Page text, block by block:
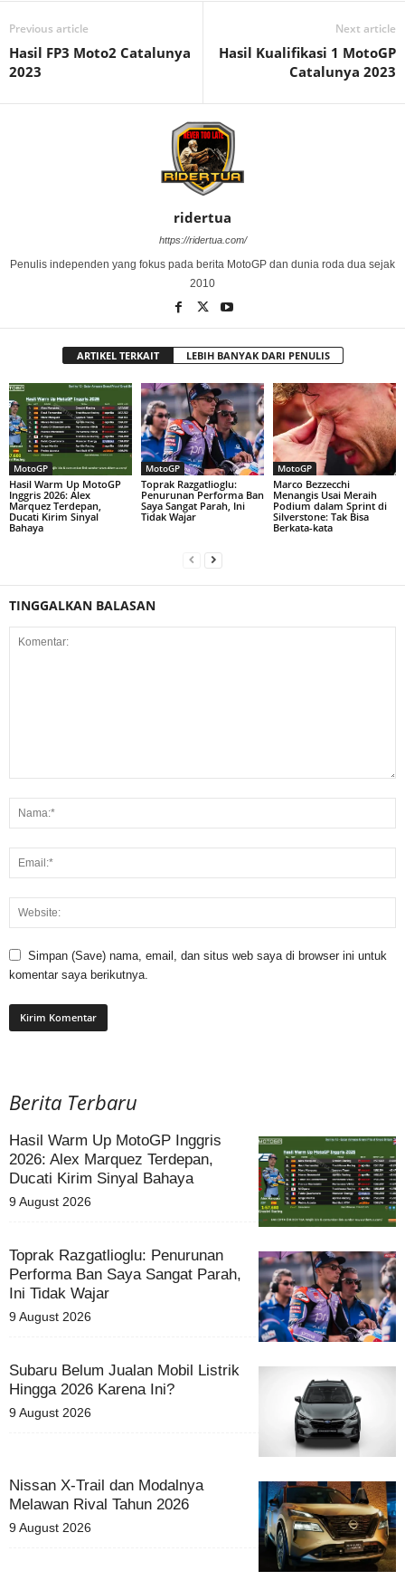
Previous article
Hasil FP3 Moto2 Catalunya
2023
Next article
Hasil Kualifikasi 1 MotoGP
Catalunya 2023
ridertua
https://ridertua.com/
Penulis independen yang fokus pada berita MotoGP dan dunia roda dua sejak
2010
ARTIKEL TERKAIT LEBIH BANYAK DARI PENULIS
MotoGP
Hasil Warm Up MotoGP
Inggris 2026: Alex
Marquez Terdepan,
Ducati Kirim Sinyal
Bahaya
MotoGP
Toprak Razgatlioglu:
Penurunan Performa Ban
Saya Sangat Parah, Ini
Tidak Wajar
MotoGP
Marco Bezzecchi
Menangis Usai Meraih
Podium dalam Sprint di
Silverstone: Tak Bisa
Berkata-kata
TINGGALKAN BALASAN
Simpan (Save) nama, email, dan situs web saya di browser ini untuk
komentar saya berikutnya.
Berita Terbaru
Hasil Warm Up MotoGP Inggris
2026: Alex Marquez Terdepan,
Ducati Kirim Sinyal Bahaya
9 August 2026
Toprak Razgatlioglu: Penurunan
Performa Ban Saya Sangat Parah,
Ini Tidak Wajar
9 August 2026
Subaru Belum Jualan Mobil Listrik
Hingga 2026 Karena Ini?
9 August 2026
Nissan X-Trail dan Modalnya
Melawan Rival Tahun 2026
9 August 2026